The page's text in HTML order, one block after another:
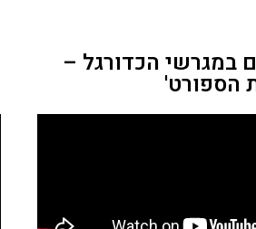
במגרשי הכדורגל –